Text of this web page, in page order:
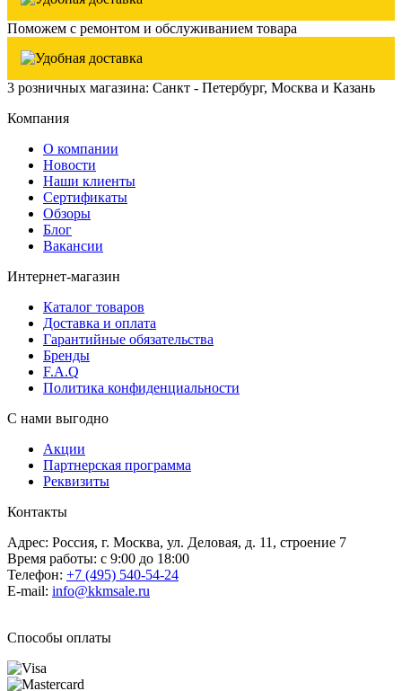
Поможем с ремонтом и обслуживанием товара
3 розничных магазина: Санкт - Петербург, Москва и Казань
Компания
О компании
Новости
Наши клиенты
Сертификаты
Обзоры
Блог
Вакансии
Интернет-магазин
Каталог товаров
Доставка и оплата
Гарантийные обязательства
Бренды
F.A.Q
Политика конфиденциальности
С нами выгодно
Акции
Партнерская программа
Реквизиты
Контакты
Адрес: Россия, г. Москва, ул. Деловая, д. 11, строение 7
Время работы: с 9:00 до 18:00
Телефон: +7 (495) 540-54-24
E-mail: info@kkmsale.ru
Способы оплаты